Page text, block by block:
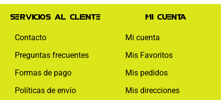
Servicios al cliente
Contacto
Preguntas frecuentes
Formas de pago
Políticas de envío
Mi cuenta
Mi cuenta
Mis Favoritos
Mis pedidos
Mis direcciones